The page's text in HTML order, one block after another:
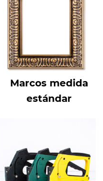
Marcos medida
estándar